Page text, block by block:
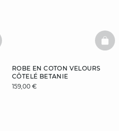
ROBE EN COTON VELOURS
CÔTELÉ BETANIE
159,00 €